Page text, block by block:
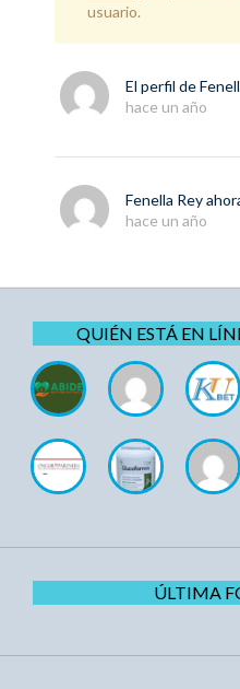
usuario.
El perfil de
hace un año
Fenella Rey
hace un año
QUIÉN ESTÁ EN
ÚLTIMA